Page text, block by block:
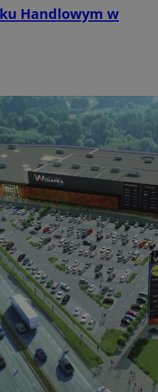
Handlowym w